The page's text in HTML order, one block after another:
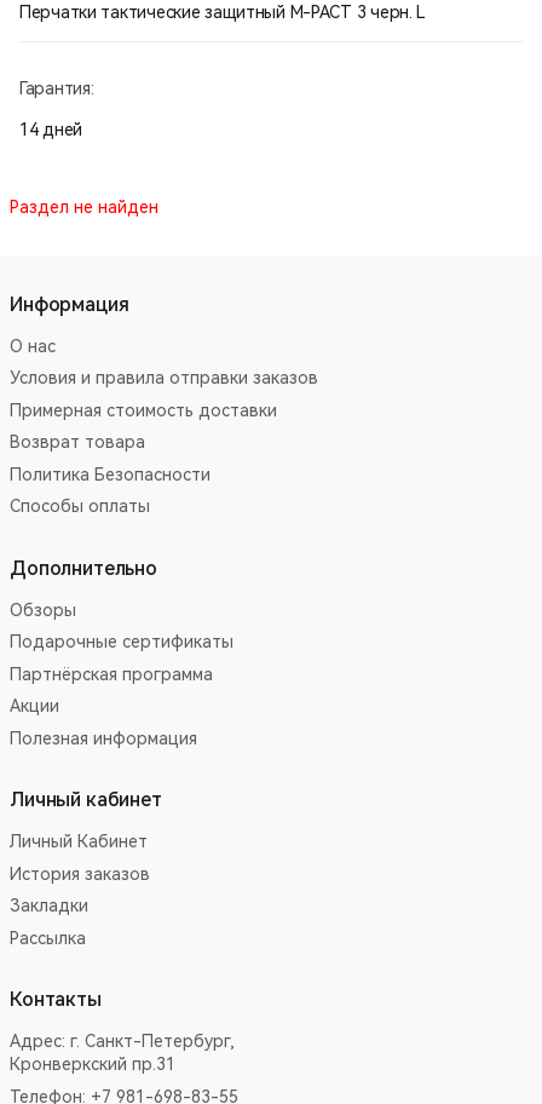
Перчатки тактические защитный M-PACT 3 черн. L
Гарантия:
14 дней
Раздел не найден
Информация
О нас
Условия и правила отправки заказов
Примерная стоимость доставки
Возврат товара
Политика Безопасности
Способы оплаты
Дополнительно
Обзоры
Подарочные сертификаты
Партнёрская программа
Акции
Полезная информация
Личный кабинет
Личный Кабинет
История заказов
Закладки
Рассылка
Контакты
Адрес: г. Санкт-Петербург,
Кронверкский пр.31
Телефон: +7 981-698-83-55